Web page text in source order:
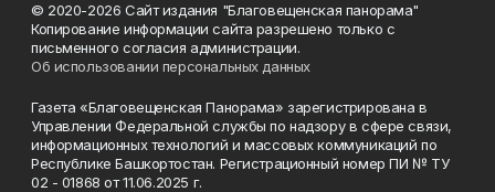
© 2020-2026 Сайт издания "Благовещенская панорама"
Копирование информации сайта разрешено только с
письменного согласия администрации.
Об использовании персональных данных
Газета «Благовещенская Панорама» зарегистрирована в
Управлении Федеральной службы по надзору в сфере связи,
информационных технологий и массовых коммуникаций по
Республике Башкортостан. Регистрационный номер ПИ № ТУ
02 - 01868 от 11.06.2025 г.